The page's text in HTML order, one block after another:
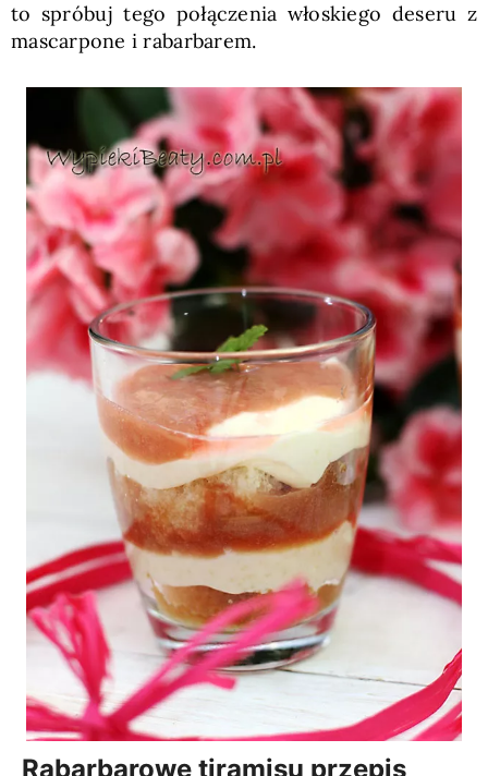
to spróbuj tego połączenia włoskiego deseru z
mascarpone i rabarbarem.
Rabarbarowe tiramisu przepis